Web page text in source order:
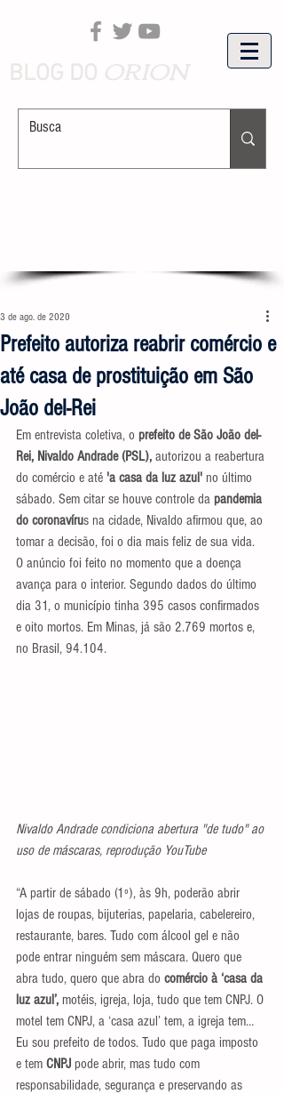
Prefeito autoriza reabrir comércio e
até casa de prostituição em São
João del-Rei
3 de ago. de 2020
Em entrevista coletiva, o prefeito de São João del-
Rei, Nivaldo Andrade (PSL), autorizou a reabertura
do comércio e até 'a casa da luz azul' no último
sábado. Sem citar se houve controle da pandemia
do coronavírus na cidade, Nivaldo afirmou que, ao
tomar a decisão, foi o dia mais feliz de sua vida.
O anúncio foi feito no momento que a doença
avança para o interior. Segundo dados do último
dia 31, o município tinha 395 casos confirmados
e oito mortos. Em Minas, já são 2.769 mortos e,
no Brasil, 94.104.
Nivaldo Andrade condiciona abertura "de tudo" ao
uso de máscaras, reprodução YouTube
“A partir de sábado (1º), às 9h, poderão abrir
lojas de roupas, bijuterias, papelaria, cabelereiro,
restaurante, bares. Tudo com álcool gel e não
pode entrar ninguém sem máscara. Quero que
abra tudo, quero que abra do comércio à ‘casa da
luz azul’, motéis, igreja, loja, tudo que tem CNPJ. O
motel tem CNPJ, a ‘casa azul’ tem, a igreja tem…
Eu sou prefeito de todos. Tudo que paga imposto
e tem CNPJ pode abrir, mas tudo com
responsabilidade, segurança e preservando as